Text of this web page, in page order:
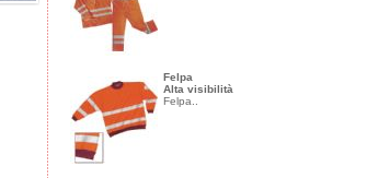
Felpa
Alta visibilità
Felpa..